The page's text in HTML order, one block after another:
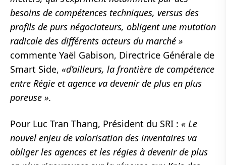
besoins de compétences techniques, versus des
profils de purs négociateurs, obligent une mutation
radicale des différents acteurs du marché »
commente Yaël Gabison, Directrice Générale de
Smart Side, «d’ailleurs, la frontière de compétence
entre Régie et agence va devenir de plus en plus
poreuse ».
Pour Luc Tran Thang, Président du SRI : « Le
nouvel enjeu de valorisation des inventaires va
obliger les agences et les régies à devenir de plus